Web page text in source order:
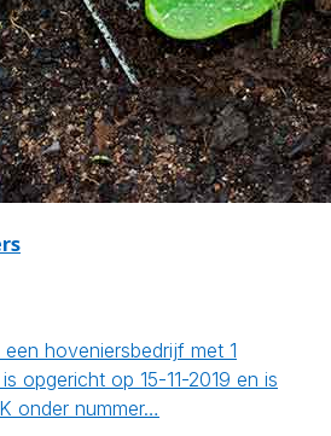
hoveniersbedrijf met 1
opgericht op 15-11-2019 en is
onder nummer…